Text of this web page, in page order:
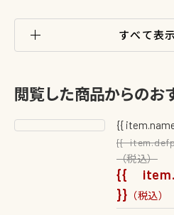
すべて表
閲覧した商品からのお
{{
{{
（税込）
{{
}} （税込）